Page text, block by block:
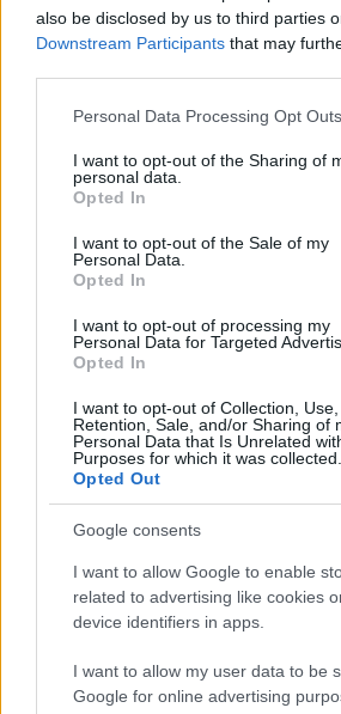
also be disclosed by us to third parties
Downstream Participants that may
Please note that this website/app uses
not limited to your visit or usage
grant or deny consent to Google and its
use your data for below specified
consent section.
Personal Data Processing Opt Outs
I want to opt-out of the Sharing of
personal data.
Opted In
I want to opt-out of the Sale of my
Personal Data.
Opted In
I want to opt-out of processing my
Personal Data for Targeted
Opted In
I want to opt-out of Collection, Use,
Retention, Sale, and/or Sharing of
Personal Data that Is Unrelated
Purposes for which it was collected.
Opted Out
Google consents
I want to allow Google to enable
related to advertising like cookies
device identifiers in apps.
I want to allow my user data to be
Google for online advertising
Tags: ΙΜΠΟΝ ΝΑΒΑΡΟ
Για να
σου πρέπει να
στο my gazzetta!